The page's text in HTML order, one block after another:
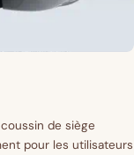
de siège
pour les utilisateurs